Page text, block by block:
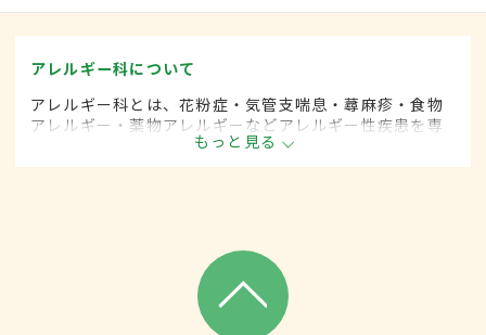
アレルギー科について
アレルギー科とは、花粉症・気管支喘息・蕁麻疹・食物
アレルギー・薬物アレルギーなどアレルギー性疾患を専
もっと見る